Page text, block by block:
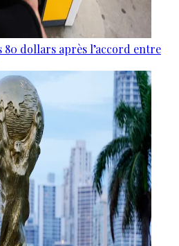
80 dollars après l’accord entre